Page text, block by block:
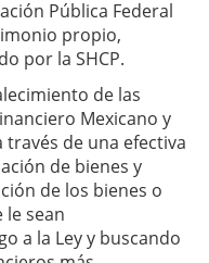
Pública Federal
propio,
por la SHCP.
de las
Mexicano y
de una efectiva
de bienes y
de los bienes o
le sean
a la Ley y buscando